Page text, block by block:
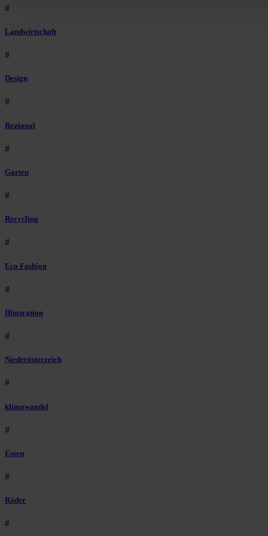
#
Landwirtschaft
#
Design
#
Regional
#
Garten
#
Recycling
#
Eco Fashion
#
Illustration
#
Niederösterreich
#
klimawandel
#
Essen
#
Räder
#